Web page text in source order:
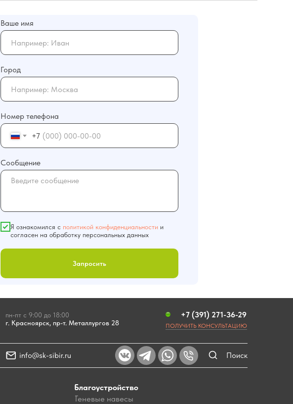
Ваше имя
Город
Номер телефона
+7
Сообщение
Я ознакомился с политикой конфиденциальности и
согласен на обработку персональных данных
Запросить
info@sk-sibir.ru
+7 (391) 271-36-29
ПОЛУЧИТЬ КОНСУЛЬТАЦИЮ
Поиск
пн-пт с 9:00 до 18:00
г. Красноярск, пр-т. Металлургов 28
Благоустройство
Теневые навесы